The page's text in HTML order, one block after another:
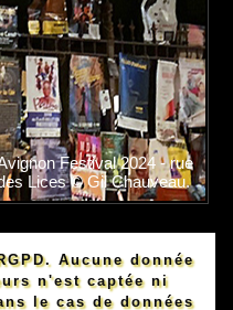
Festival 2024 - rue
Lices © Gil Chauveau.
Aucune donnée
n'est captée ni
le cas de données